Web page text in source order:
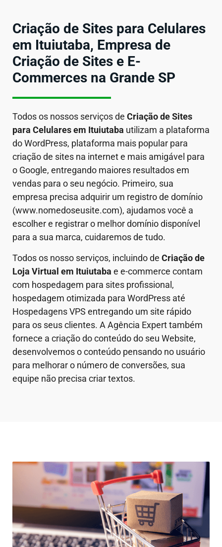
Criação de Sites para Celulares
em Ituiutaba, Empresa de
Criação de Sites e E-
Commerces na Grande SP
Todos os nossos serviços de Criação de Sites
para Celulares em Ituiutaba utilizam a plataforma
do WordPress, plataforma mais popular para
criação de sites na internet e mais amigável para
o Google, entregando maiores resultados em
vendas para o seu negócio. Primeiro, sua
empresa precisa adquirir um registro de domínio
(www.nomedoseusite.com), ajudamos você a
escolher e registrar o melhor domínio disponível
para a sua marca, cuidaremos de tudo.
Todos os nosso serviços, incluindo de Criação de
Loja Virtual em Ituiutaba e e-commerce contam
com hospedagem para sites profissional,
hospedagem otimizada para WordPress até
Hospedagens VPS entregando um site rápido
para os seus clientes. A Agência Expert também
fornece a criação do conteúdo do seu Website,
desenvolvemos o conteúdo pensando no usuário
para melhorar o número de conversões, sua
equipe não precisa criar textos.